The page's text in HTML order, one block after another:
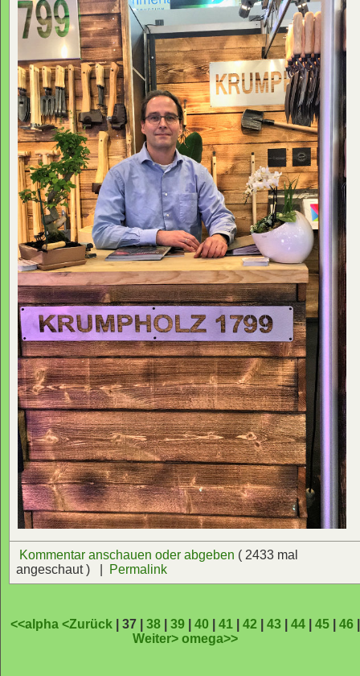
Kommentar anschauen oder abgeben ( 2433 mal
angeschaut ) |
Permalink
<<alpha<Zurück | 37 |38 |39 |40 |41 |42 |43 |44 |45 |46
Weiter>omega>>